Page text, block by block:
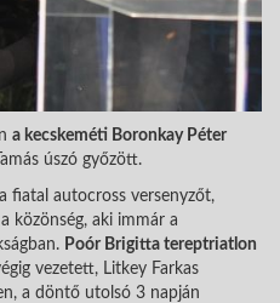
a kecskeméti Boronkay Péter
úszó győzött.
fiatal autocross versenyzőt,
közönség, aki immár a
Poór Brigitta tereptriatlon
vezetett, Litkey Farkas
a döntő utolsó 3 napján